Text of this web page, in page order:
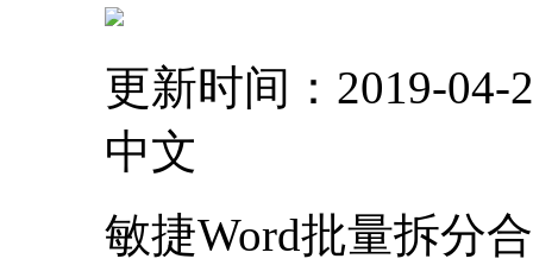
更新时间：2019-04-
中文
敏捷Word批量拆分